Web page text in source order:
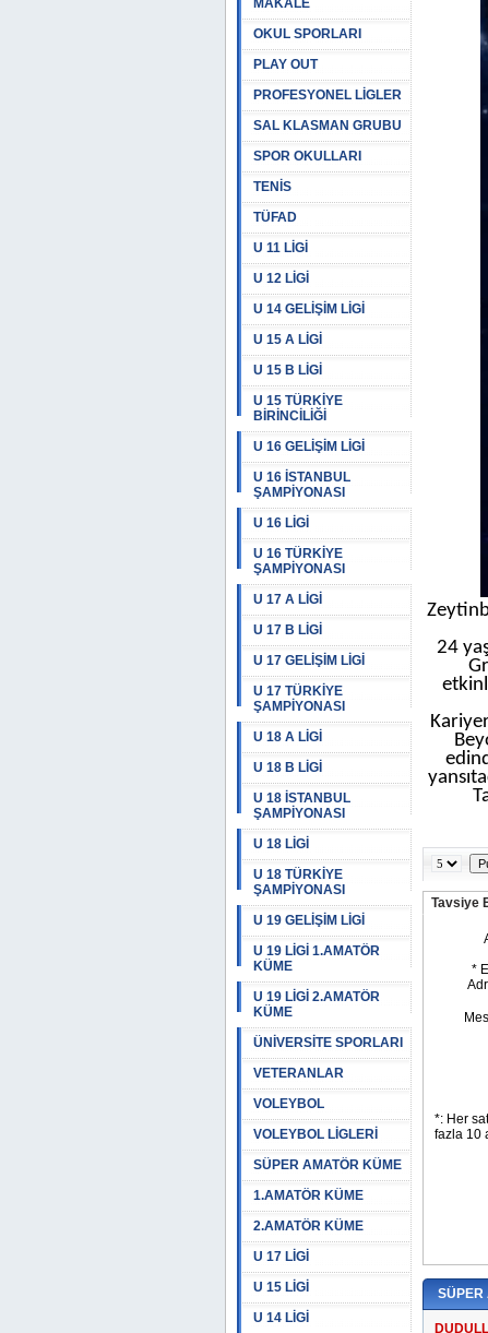
MAKALE
OKUL SPORLARI
PLAY OUT
PROFESYONEL LİGLER
SAL KLASMAN GRUBU
SPOR OKULLARI
TENİS
TÜFAD
U 11 LİGİ
U 12 LİGİ
U 14 GELİŞİM LİGİ
U 15 A LİGİ
U 15 B LİGİ
U 15 TÜRKİYE
BİRİNCİLİĞİ
U 16 GELİŞİM LİGİ
U 16 İSTANBUL
ŞAMPİYONASI
U 16 LİGİ
U 16 TÜRKİYE
ŞAMPİYONASI
U 17 A LİGİ
U 17 B LİGİ
U 17 GELİŞİM LİGİ
U 17 TÜRKİYE
ŞAMPİYONASI
U 18 A LİGİ
U 18 B LİGİ
U 18 İSTANBUL
ŞAMPİYONASI
U 18 LİGİ
U 18 TÜRKİYE
ŞAMPİYONASI
U 19 GELİŞİM LİGİ
U 19 LİGİ 1.AMATÖR
KÜME
U 19 LİGİ 2.AMATÖR
KÜME
ÜNİVERSİTE SPORLARI
VETERANLAR
VOLEYBOL
VOLEYBOL LİGLERİ
SÜPER AMATÖR KÜME
1.AMATÖR KÜME
2.AMATÖR KÜME
U 17 LİGİ
U 15 LİGİ
U 14 LİGİ
24
Tavsiye
SÜPER